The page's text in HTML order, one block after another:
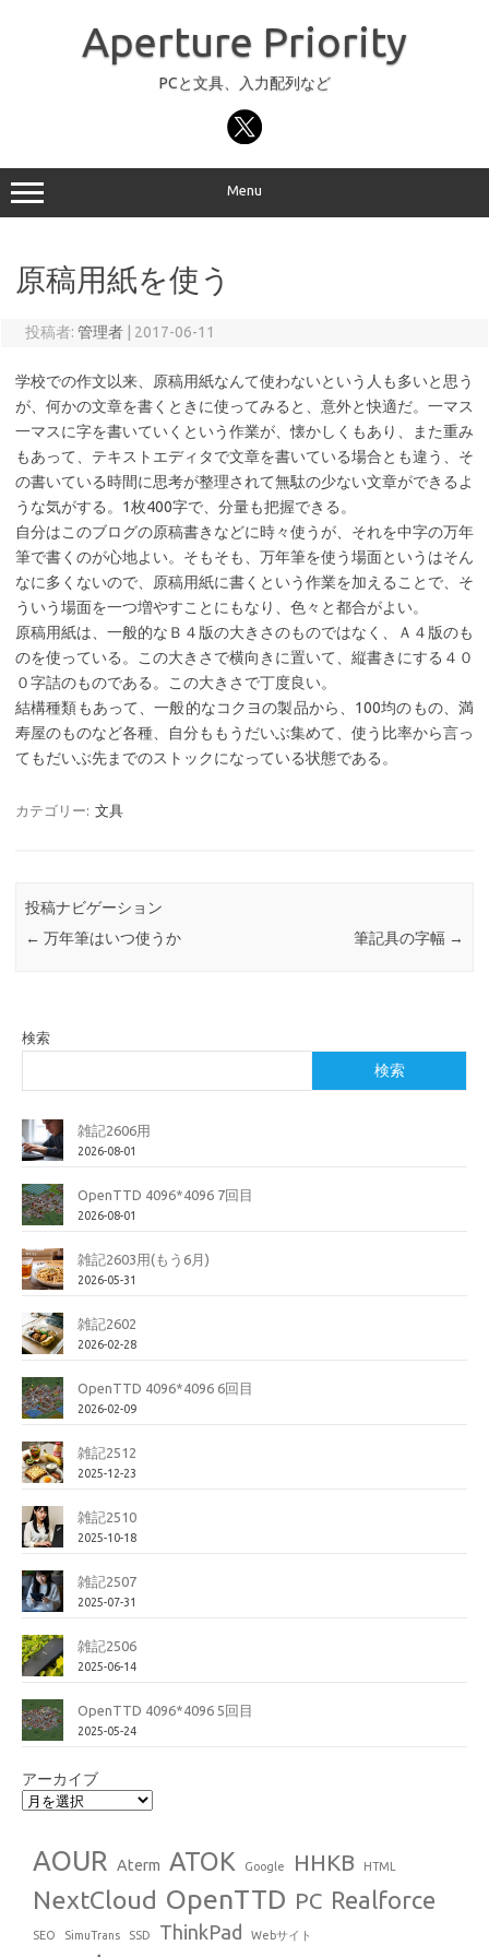
Aperture Priority
PCと文具、入力配列など
Menu
原稿用紙を使う
投稿者: 管理者 2017-06-11
学校での作文以来、原稿用紙なんて使わないという人も多いと思う
が、何かの文章を書くときに使ってみると、意外と快適だ。一マス
一マスに字を書いていくという作業が、懐かしくもあり、また重み
もあって、テキストエディタで文章を書いている場合とも違う、そ
の書いている時間に思考が整理されて無駄の少ない文章ができるよ
うな気がする。1枚400字で、分量も把握できる。
自分はこのブログの原稿書きなどに時々使うが、それを中字の万年
筆で書くのが心地よい。そもそも、万年筆を使う場面というはそん
なに多くないので、原稿用紙に書くという作業を加えることで、そ
ういう場面を一つ増やすことにもなり、色々と都合がよい。
原稿用紙は、一般的なＢ４版の大きさのものではなく、Ａ４版のも
のを使っている。この大きさで横向きに置いて、縦書きにする４０
０字詰のものである。この大きさで丁度良い。
結構種類もあって、一般的なコクヨの製品から、100均のもの、満
寿屋のものなど各種、自分ももうだいぶ集めて、使う比率から言っ
てもだいぶ先までのストックになっている状態である。
カテゴリー: 文具
投稿ナビゲーション
← 万年筆はいつ使うか 筆記具の字幅 →
検索
検索
雑記2606用
2026-08-01
OpenTTD 4096*4096 7回目
2026-08-01
雑記2603用(もう6月)
2026-05-31
雑記2602
2026-02-28
OpenTTD 4096*4096 6回目
2026-02-09
雑記2512
2025-12-23
雑記2510
2025-10-18
雑記2507
2025-07-31
雑記2506
2025-06-14
OpenTTD 4096*4096 5回目
2025-05-24
アーカイブ
AOUR Aterm ATOK Google HHKB HTML
NextCloud OpenTTD PC Realforce
SEO SimuTrans SSD ThinkPad Webサイト